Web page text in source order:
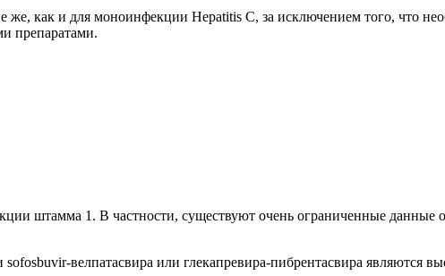
как и для моноинфекции Hepatitis C, за исключением того, что
препаратами.
штамма 1. В частности, существуют очень ограниченные данные
велпатасвира или глекапревира-пибрентасвира являются